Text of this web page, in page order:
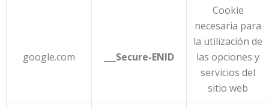
google.com Secure-ENID
Cookie
necesaria para
la utilización de
las opciones y
servicios del
sitio web